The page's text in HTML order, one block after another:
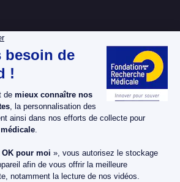
Espace chercheurs
Espace presse